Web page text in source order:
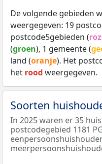
De volgende gebieden
weergegeven: 19
postcode5gebieden (
(groen), 1 gemeente (
land (oranje). Het
het rood weergegeven.
Soorten
In 2025 waren er 35
postcodegebied 1181